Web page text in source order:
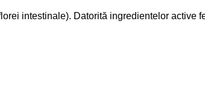
intestinale). Datorită ingredientelor active